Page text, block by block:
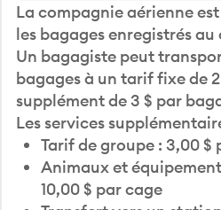
La compagnie aérienne
les bagages enregistrés au
Un bagagiste peut
bagages à un tarif fixe de
supplément de 3 $ par
Les services
Tarif de groupe : 3,00 $
Animaux et
10,00 $ par cage